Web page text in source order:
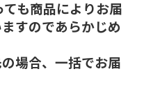
も商品によりお届
すのであらかじめ
場合、一括でお届